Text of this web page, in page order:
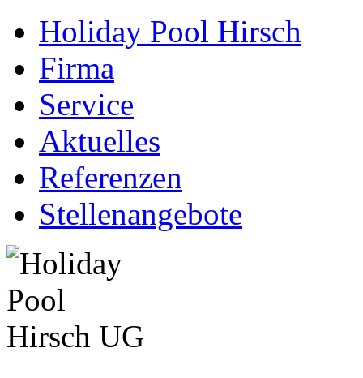
Holiday Pool Hirsch
Firma
Service
Aktuelles
Referenzen
Stellenangebote